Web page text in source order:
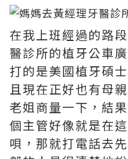
在我上班經過的路
醫診所的植牙公車
打的是美國植牙碩
且現在正好也有母
老姐商量一下，結
個主管好像就是在
唄，那就打電話去